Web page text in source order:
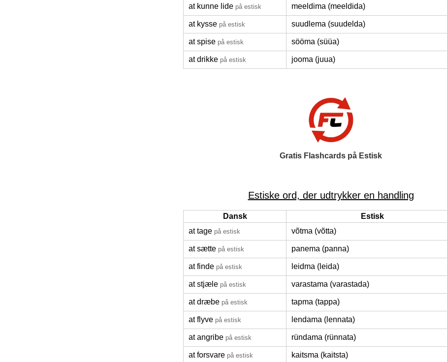
at kunne lide på estisk meeldima (meeldida)
at kysse på estisk suudlema (suudelda)
at spise på estisk sööma (süüa)
at drikke på estisk jooma (juua)
Gratis Flashcards på Estisk
Estiske ord, der udtrykker en handling
Dansk
Estisk
at tage på estisk võtma (võtta)
at sætte på estisk panema (panna)
at finde på estisk leidma (leida)
at stjæle på estisk varastama (varastada)
at dræbe på estisk tapma (tappa)
at flyve på estisk lendama (lennata)
at angribe på estisk ründama (rünnata)
at forsvare på estisk kaitsma (kaitsta)